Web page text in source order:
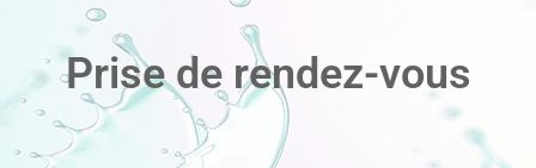
Prise de rendez-vous